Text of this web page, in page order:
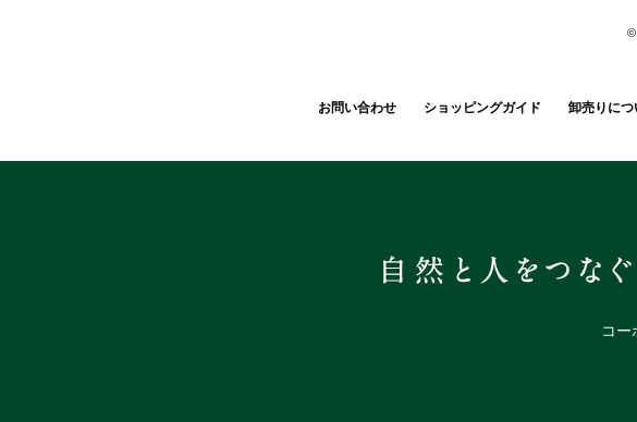
お問い合わせ ショッピングガイド 卸売りにつ
コー